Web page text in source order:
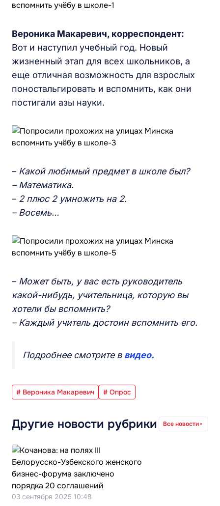
Вероника Макаревич, корреспондент:
Вот и наступил учебный год. Новый
жизненный этап для всех школьников, а
еще отличная возможность для взрослых
поностальгировать и вспомнить, как они
постигали азы науки.
– Какой любимый предмет в школе был?
– Математика.
– 2 плюс 2 умножить на 2.
– Восемь…
– Может быть, у вас есть руководитель
какой-нибудь, учительница, которую вы
хотели бы вспомнить?
– Каждый учитель достоин вспомнить его.
Подробнее смотрите в видео.
# Вероника Макаревич # Опрос
Другие новости рубрики Все новости
03 сентября 2025 10:48